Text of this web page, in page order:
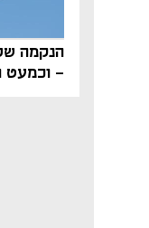
הנקמה
- וכמעט